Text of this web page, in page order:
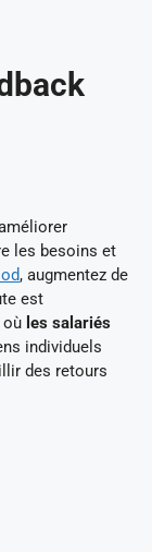
les besoins et
, augmentez de
est
où les salariés
individuels
des retours